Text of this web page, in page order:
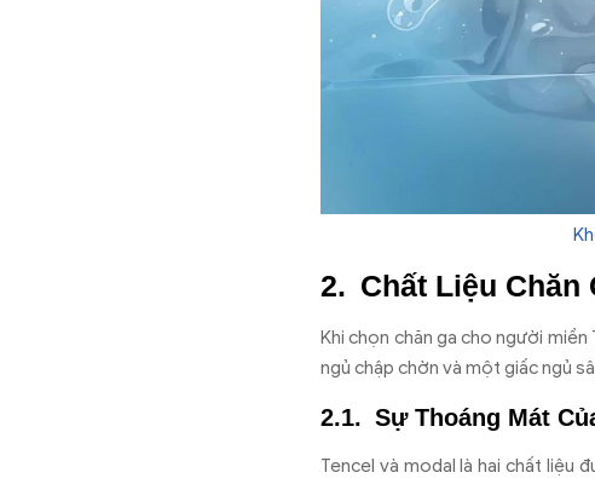
Chất Liệu Chăn
Khi chọn chăn ga cho người
ngủ chập chờn và một giấc ngủ
Sự Thoáng Mát
Tencel và modal là hai chất liệu